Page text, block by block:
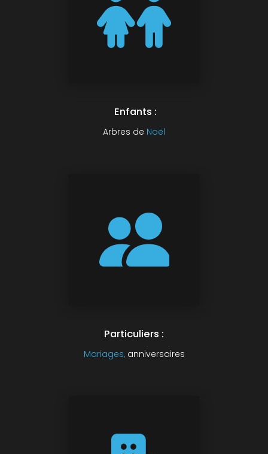
Enfants :
Arbres de Noël
Particuliers :
Mariages,anniversaires